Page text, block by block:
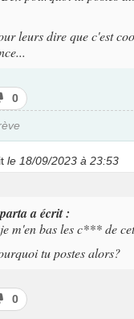
leurs dire que c'est
J’aime
pas
0
le 18/09/2023 à 23:53
a écrit :
m'en bas les c*** de
tu postes alors?
J’aime
pas
0